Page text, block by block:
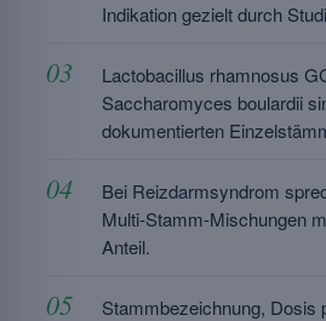
Indikation gezielt durch
Lactobacillus rhamnosus
Saccharomyces boulardii
dokumentierten
Bei Reizdarmsyndrom
Multi-Stamm-Mischungen
Anteil.
Stammbezeichnung, Dosis